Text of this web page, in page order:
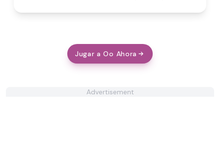
Jugar a Oo Ahora
Advertisement